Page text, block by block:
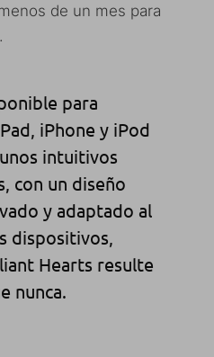
de un mes para
para
iPhone y iPod
intuitivos
con un diseño
y adaptado al
dispositivos,
Hearts resulte
nunca.